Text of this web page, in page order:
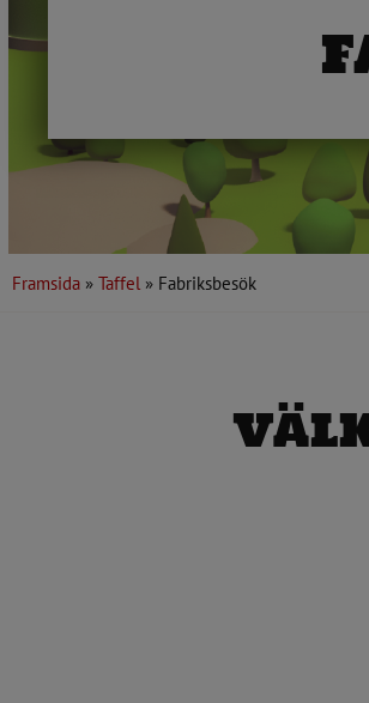
Framsida » Taffel » Fabriksbesök